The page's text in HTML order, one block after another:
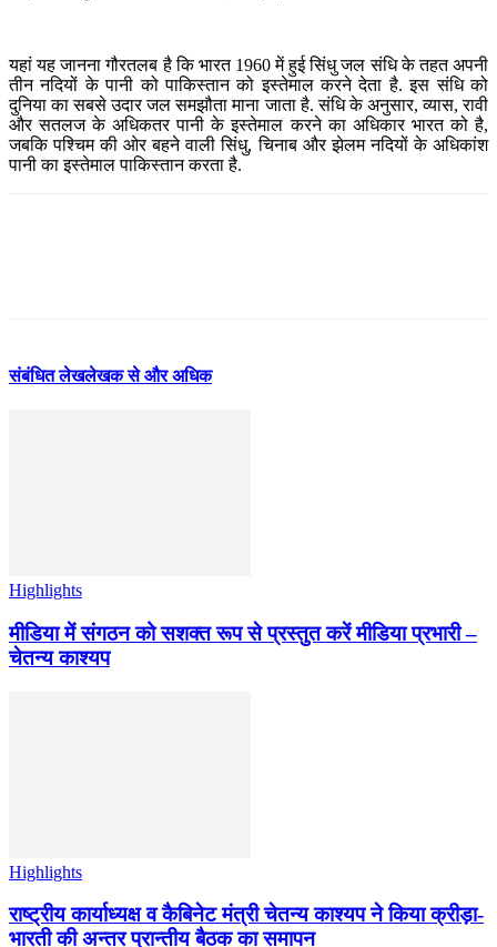
यहां यह जानना गौरतलब है कि भारत 1960 में हुई सिंधु जल संधि के तहत अपनी
तीन नदियों के पानी को पाकिस्तान को इस्तेमाल करने देता है. इस संधि को
दुनिया का सबसे उदार जल समझौता माना जाता है. संधि के अनुसार, व्यास, रावी
और सतलज के अधिकतर पानी के इस्तेमाल करने का अधिकार भारत को है,
जबकि पश्चिम की ओर बहने वाली सिंधु, चिनाब और झेलम नदियों के अधिकांश
पानी का इस्तेमाल पाकिस्तान करता है.
संबंधित लेखलेखक से और अधिक
Highlights
मीडिया में संगठन को सशक्त रूप से प्रस्तुत करें मीडिया प्रभारी –
चेतन्य काश्यप
Highlights
राष्ट्रीय कार्याध्यक्ष व कैबिनेट मंत्री चेतन्य काश्यप ने किया क्रीड़ा-
भारती की अन्तर प्रान्तीय बैठक का समापन